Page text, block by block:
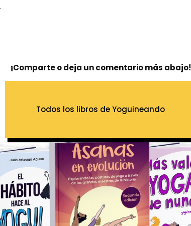
.
¡Comparte o deja un comentario más abajo!
Todos los libros de Yoguineando